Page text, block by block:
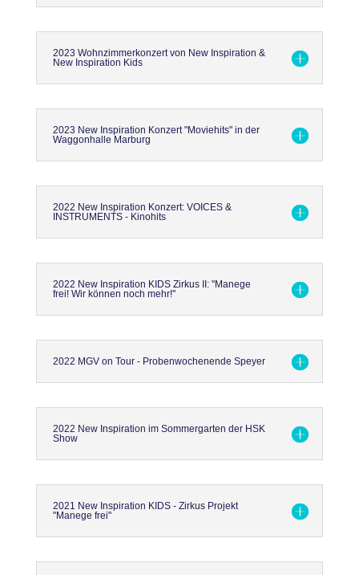
2023 Wohnzimmerkonzert von New Inspiration &
New Inspiration Kids
2023 New Inspiration Konzert "Moviehits" in der
Waggonhalle Marburg
2022 New Inspiration Konzert: VOICES &
INSTRUMENTS - Kinohits
2022 New Inspiration KIDS Zirkus II: "Manege
frei! Wir können noch mehr!"
2022 MGV on Tour - Probenwochenende Speyer
2022 New Inspiration im Sommergarten der HSK
Show
2021 New Inspiration KIDS - Zirkus Projekt
"Manege frei"